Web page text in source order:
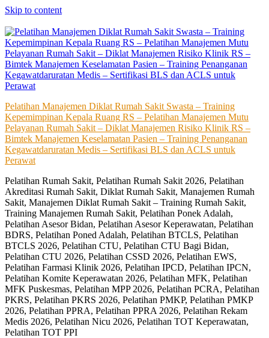
Skip to content
Pelatihan Manajemen Diklat Rumah Sakit Swasta – Training
Kepemimpinan Kepala Ruang RS – Pelatihan Manajemen Mutu
Pelayanan Rumah Sakit – Diklat Manajemen Risiko Klinik RS –
Bimtek Manajemen Keselamatan Pasien – Training Penanganan
Kegawatdaruratan Medis – Sertifikasi BLS dan ACLS untuk
Perawat
Pelatihan Rumah Sakit, Pelatihan Rumah Sakit 2026, Pelatihan
Akreditasi Rumah Sakit, Diklat Rumah Sakit, Manajemen Rumah
Sakit, Manajemen Diklat Rumah Sakit – Training Rumah Sakit,
Training Manajemen Rumah Sakit, Pelatihan Ponek Adalah,
Pelatihan Asesor Bidan, Pelatihan Asesor Keperawatan, Pelatihan
BDRS, Pelatihan Poned Adalah, Pelatihan BTCLS, Pelatihan
BTCLS 2026, Pelatihan CTU, Pelatihan CTU Bagi Bidan,
Pelatihan CTU 2026, Pelatihan CSSD 2026, Pelatihan EWS,
Pelatihan Farmasi Klinik 2026, Pelatihan IPCD, Pelatihan IPCN,
Pelatihan Komite Keperawatan 2026, Pelatihan MFK, Pelatihan
MFK Puskesmas, Pelatihan MPP 2026, Pelatihan PCRA, Pelatihan
PKRS, Pelatihan PKRS 2026, Pelatihan PMKP, Pelatihan PMKP
2026, Pelatihan PPRA, Pelatihan PPRA 2026, Pelatihan Rekam
Medis 2026, Pelatihan Nicu 2026, Pelatihan TOT Keperawatan,
Pelatihan TOT PPI